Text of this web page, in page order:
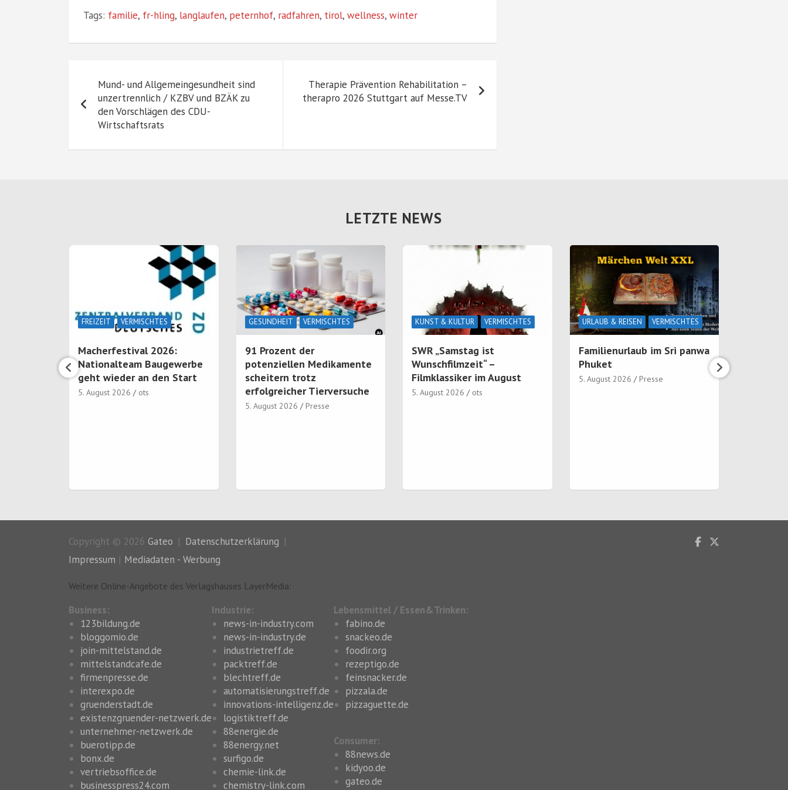
Tags: familie, fr-hling, langlaufen, peternhof, radfahren, tirol, wellness, winter
Mund- und Allgemeingesundheit sind
unzertrennlich / KZBV und BZÄK zu
den Vorschlägen des CDU-
Wirtschaftsrats
Therapie Prävention Rehabilitation –
therapro 2026 Stuttgart auf Messe.TV
LETZTE NEWS
FREIZEIT VERMISCHTES
Macherfestival 2026:
Nationalteam Baugewerbe
geht wieder an den Start
5. August 2026 ots
GESUNDHEIT VERMISCHTES
91 Prozent der
potenziellen Medikamente
scheitern trotz
erfolgreicher Tierversuche
5. August 2026 Presse
KUNST & KULTUR VERMISCHTES
SWR „Samstag ist
Wunschfilmzeit“ –
Filmklassiker im August
5. August 2026 ots
URLAUB & REISEN VERMISCHTES
Familienurlaub im Sri panwa
Phuket
5. August 2026 Presse
Copyright © 2026 Gateo
Datenschutzerklärung
Impressum | Mediadaten - Werbung
Weitere Online-Angebote des Verlagshauses LayerMedia:
Business:
123bildung.de
bloggomio.de
join-mittelstand.de
mittelstandcafe.de
firmenpresse.de
interexpo.de
gruenderstadt.de
existenzgruender-netzwerk.de
unternehmer-netzwerk.de
buerotipp.de
bonx.de
vertriebsoffice.de
businesspress24.com
Industrie:
news-in-industry.com
news-in-industry.de
industrietreff.de
packtreff.de
blechtreff.de
automatisierungstreff.de
innovations-intelligenz.de
logistiktreff.de
88energie.de
88energy.net
surfigo.de
chemie-link.de
chemistry-link.com
Lebensmittel / Essen&Trinken:
fabino.de
snackeo.de
foodir.org
rezeptigo.de
feinsnacker.de
pizzala.de
pizzaguette.de
Consumer:
88news.de
kidyoo.de
gateo.de